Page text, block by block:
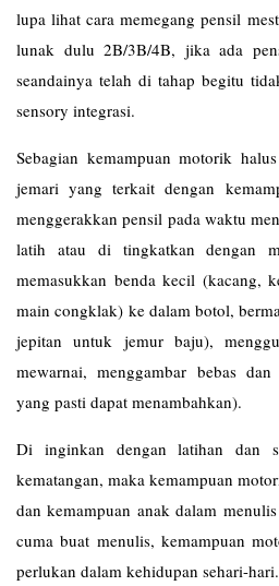
lupa lihat cara memegang pensil
lunak dulu 2B/3B/4B, jika ada
seandainya telah di tahap begitu
sensory integrasi.
Sebagian kemampuan motorik
jemari yang terkait dengan
menggerakkan pensil pada waktu
latih atau di tingkatkan dengan
memasukkan benda kecil (kacang,
main congklak) ke dalam botol,
jepitan untuk jemur baju),
mewarnai, menggambar bebas
yang pasti dapat menambahkan).
Di inginkan dengan latihan dan
kematangan, maka kemampuan
dan kemampuan anak dalam
cuma buat menulis, kemampuan
perlukan dalam kehidupan sehari-hari.